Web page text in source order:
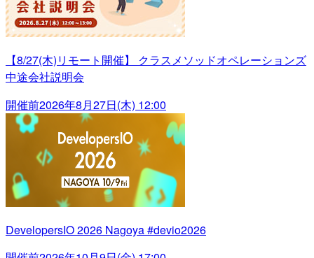
【8/27(木)リモート開催】 クラスメソッドオペレーションズ
中途会社説明会
開催前2026年8月27日(木) 12:00
DevelopersIO 2026 Nagoya #devio2026